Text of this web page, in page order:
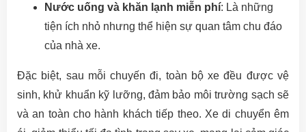
Nước uống và khăn lạnh miễn phí: Là những
tiện ích nhỏ nhưng thể hiện sự quan tâm chu đáo
của nhà xe.
Đặc biệt, sau mỗi chuyến đi, toàn bộ xe đều được vệ
sinh, khử khuẩn kỹ lưỡng, đảm bảo môi trường sạch sẽ
và an toàn cho hành khách tiếp theo. Xe di chuyển êm